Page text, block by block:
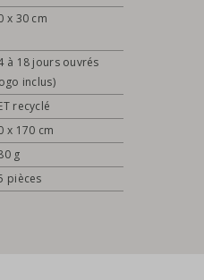
x 30 cm
à 18 jours ouvrés
inclus)
recyclé
x 170 cm
g
pièces